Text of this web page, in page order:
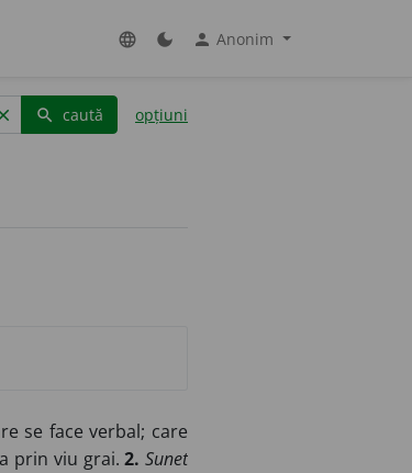
language dark_mode person Anonim
search caută opțiuni
se face verbal; care
prin viu grai.2. Sunet